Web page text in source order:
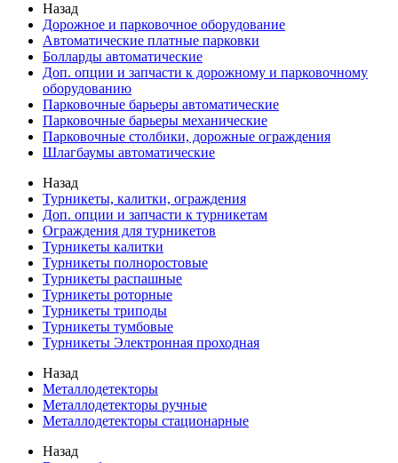
Назад
Дорожное и парковочное оборудование
Автоматические платные парковки
Болларды автоматические
Доп. опции и запчасти к дорожному и парковочному
оборудованию
Парковочные барьеры автоматические
Парковочные барьеры механические
Парковочные столбики, дорожные ограждения
Шлагбаумы автоматические
Назад
Турникеты, калитки, ограждения
Доп. опции и запчасти к турникетам
Ограждения для турникетов
Турникеты калитки
Турникеты полноростовые
Турникеты распашные
Турникеты роторные
Турникеты триподы
Турникеты тумбовые
Турникеты Электронная проходная
Назад
Металлодетекторы
Металлодетекторы ручные
Металлодетекторы стационарные
Назад